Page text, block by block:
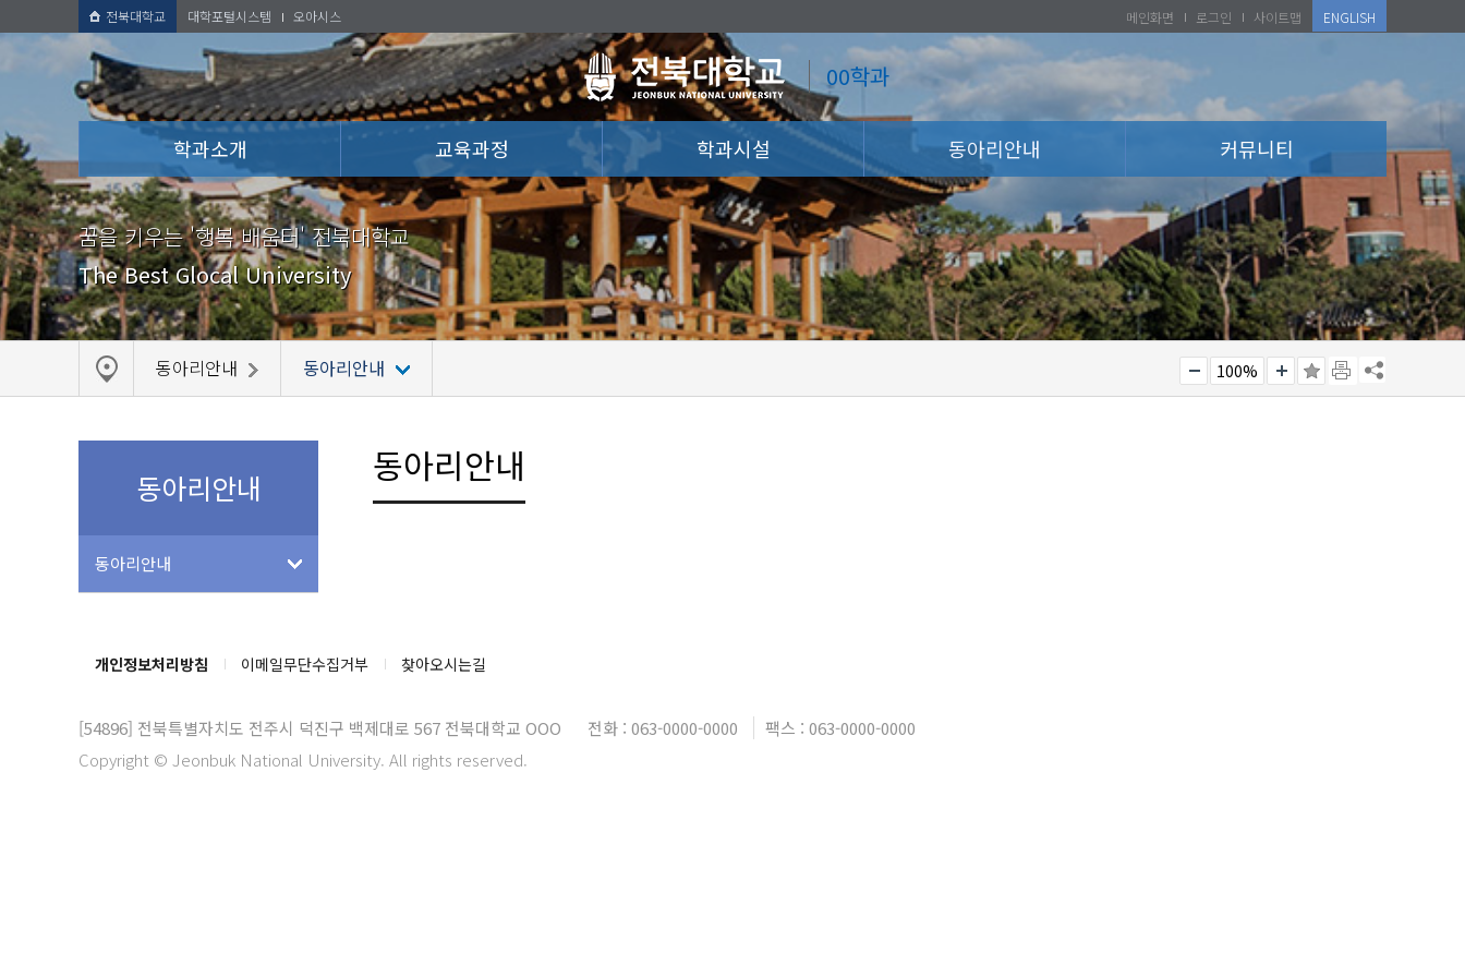
전북대학교 대학포털시스템 오아시스
00학과
메인화면 로그인 사이트맵 ENGLISH
학과소개 교육과정 학과시설 동아리안내 커뮤니티
꿈을 키우는 '행복 배움터' 전북대학교
The Best Glocal University
동아리안내 동아리안내 100%
동아리안내
동아리안내
동아리안내
개인정보처리방침 이메일무단수집거부 찾아오시는길
[54896] 전북특별자치도 전주시 덕진구 백제대로 567 전북대학교 OOO 전화 : 063-0000-0000
팩스 : 063-0000-0000
Copyright © Jeonbuk National University. All rights reserved.